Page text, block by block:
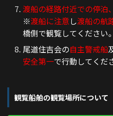
渡船の経路付近での停泊
※渡船に注意し渡船の航
橋側で観覧してください。
尾道住吉会の自主警戒船
安全第一で行動してくだ
観覧船舶の観覧場所について